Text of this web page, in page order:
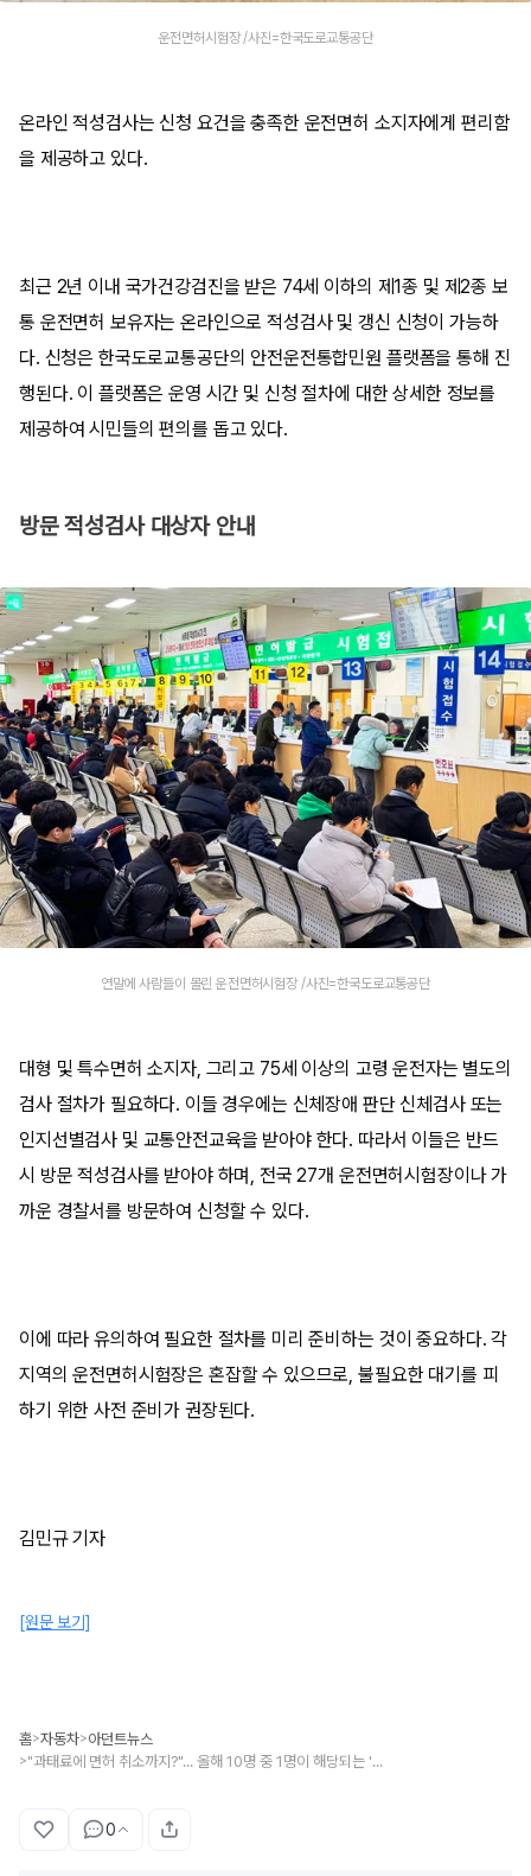
운전면허시험장 /사진=한국도로교통공단
온라인 적성검사는 신청 요건을 충족한 운전면허 소지자에게 편리함
을 제공하고 있다.
최근 2년 이내 국가건강검진을 받은 74세 이하의 제1종 및 제2종 보
통 운전면허 보유자는 온라인으로 적성검사 및 갱신 신청이 가능하
다. 신청은 한국도로교통공단의 안전운전통합민원 플랫폼을 통해 진
행된다. 이 플랫폼은 운영 시간 및 신청 절차에 대한 상세한 정보를
제공하여 시민들의 편의를 돕고 있다.
방문 적성검사 대상자 안내
연말에 사람들이 몰린 운전면허시험장 /사진=한국도로교통공단
대형 및 특수면허 소지자, 그리고 75세 이상의 고령 운전자는 별도의
검사 절차가 필요하다. 이들 경우에는 신체장애 판단 신체검사 또는
인지선별검사 및 교통안전교육을 받아야 한다. 따라서 이들은 반드
시 방문 적성검사를 받아야 하며, 전국 27개 운전면허시험장이나 가
까운 경찰서를 방문하여 신청할 수 있다.
이에 따라 유의하여 필요한 절차를 미리 준비하는 것이 중요하다. 각
지역의 운전면허시험장은 혼잡할 수 있으므로, 불필요한 대기를 피
하기 위한 사전 준비가 권장된다.
김민규 기자
[원문 보기]
홈>자동차>아던트뉴스
> "과태료에 면허 취소까지?"... 올해 10명 중 1명이 해당되는 '이것', 늦지 않게 서두르세요
0